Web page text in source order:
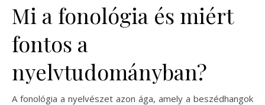
Mi a fonológia és miért
fontos a
nyelvtudományban?
A fonológia a nyelvészet azon ága, amely a beszédhangok